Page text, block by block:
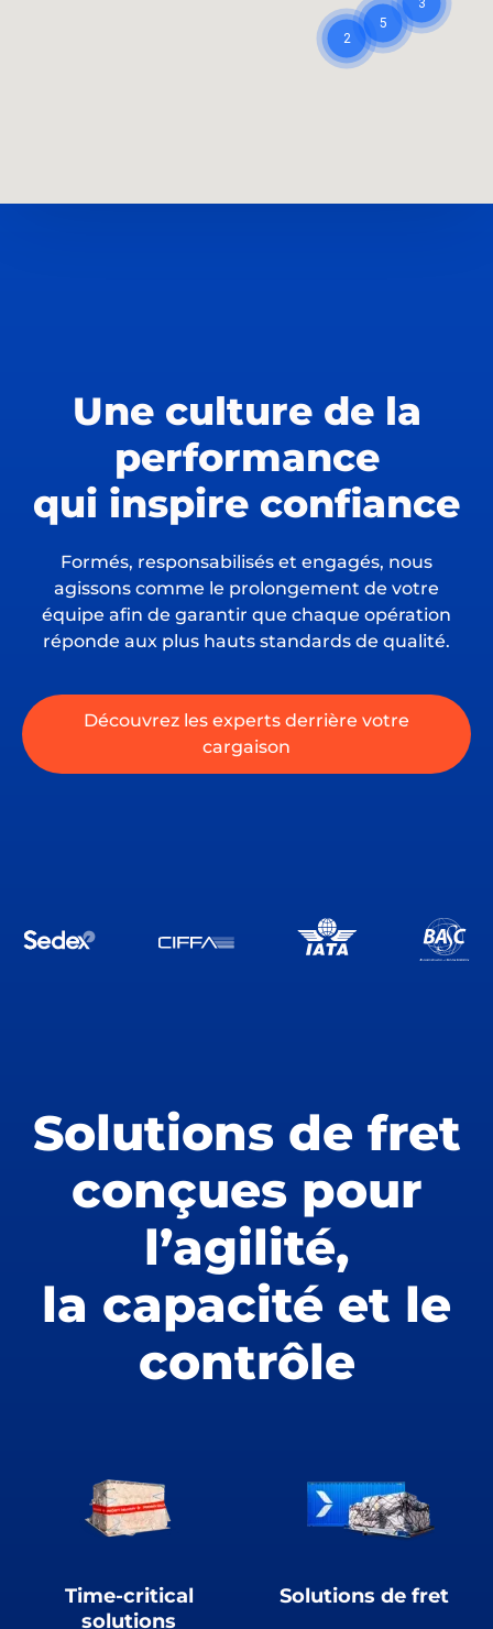
5
3
2
Une culture de la
performance
qui inspire confiance
Formés, responsabilisés et engagés, nous
agissons comme le prolongement de votre
équipe afin de garantir que chaque opération
réponde aux plus hauts standards de qualité.
Découvrez les experts derrière votre
cargaison
Solutions de fret
conçues pour
l’agilité,
la capacité et le
contrôle
Time-critical
solutions
Solutions de fret